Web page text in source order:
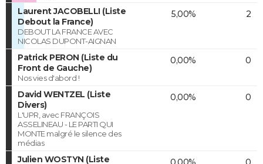
Laurent JACOBELLI (Liste
Debout la France)
DEBOUT LA FRANCE AVEC
NICOLAS DUPONT-AIGNAN
5,00% 2
Patrick PERON (Liste du
Front de Gauche)
Nos vies d'abord !
0,00% 0
David WENTZEL (Liste
Divers)
L'UPR, avec FRANÇOIS
ASSELINEAU - LE PARTI QUI
MONTE malgré le silence des
médias
0,00% 0
Julien WOSTYN (Liste